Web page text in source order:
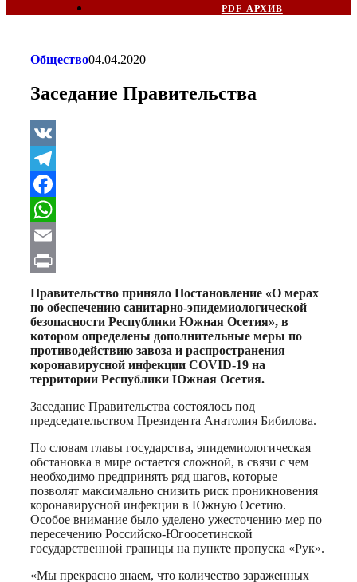
PDF-АРХИВ
Общество04.04.2020
Заседание Правительства
VK
Telegram
Facebook
WhatsApp
Email
Print
Правительство приняло Постановление «О мерах
по обеспечению санитарно-эпидемиологической
безопасности Республики Южная Осетия», в
котором определены дополнительные меры по
противодействию завоза и распространения
коронавирусной инфекции COVID-19 на
территории Республики Южная Осетия.
Заседание Правительства состоялось под
председательством Президента Анатолия Бибилова.
По словам главы государства, эпидемиологическая
обстановка в мире остается сложной, в связи с чем
необходимо предпринять ряд шагов, которые
позволят максимально снизить риск проникновения
коронавирусной инфекции в Южную Осетию.
Особое внимание было уделено ужесточению мер по
пересечению Российско-Югоосетинской
государственной границы на пункте пропуска «Рук».
«Мы прекрасно знаем, что количество зараженных